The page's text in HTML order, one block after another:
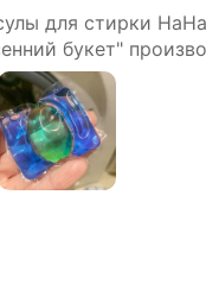
для стирки
букет"
тканей 60 шт.